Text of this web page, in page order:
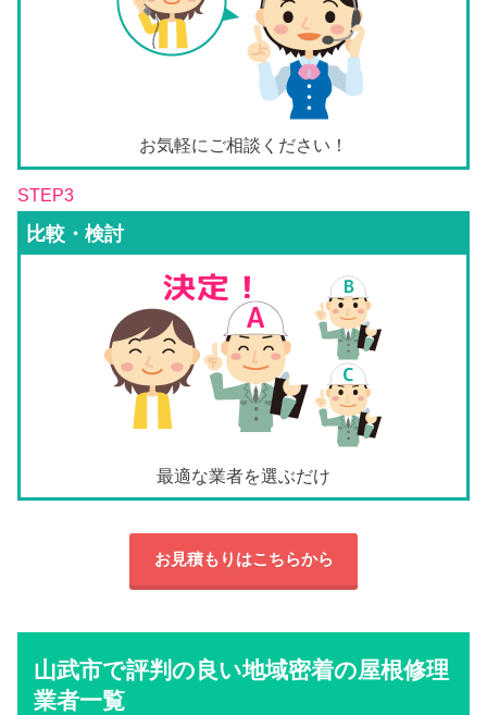
お気軽にご相談ください！
STEP3
比較・検討
最適な業者を選ぶだけ
お見積もりはこちらから
山武市で評判の良い地域密着の屋根修理
業者一覧